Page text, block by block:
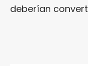
deberían